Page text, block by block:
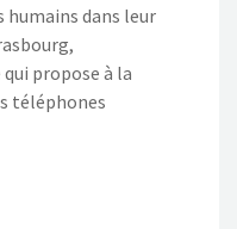
dans leur
propose à la
téléphones